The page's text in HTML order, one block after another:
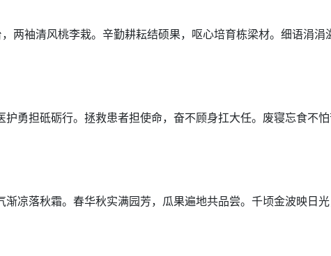
两袖清风桃李栽。辛勤耕耘结硕果，呕心培育栋梁材。细语涓
勇担砥砺行。拯救患者担使命，奋不顾身扛大任。废寝忘食不
凉落秋霜。春华秋实满园芳，瓜果遍地共品尝。千顷金波映日